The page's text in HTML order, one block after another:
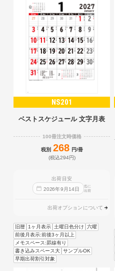
NS201
ベストスケジュール 文字月表
100冊注文時価格
税別 268 円/冊
(税込294円)
出荷目安
2026年9 月 14日
迄に
出荷
出荷オプションについて
旧暦 1ヶ月表示 土曜日色分け
六曜
前後月表示:前後3ヶ月以上
メモスペース:罫線有り
書き込みスペース大 サンプルOK
早期出荷割引対象